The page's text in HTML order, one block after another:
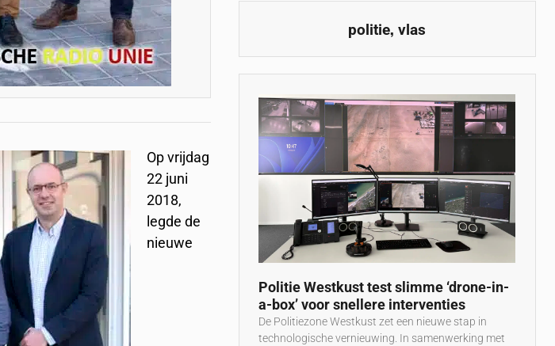
Op vrijdag
22 juni
2018,
legde de
nieuwe
politie,vlas
Politie Westkust test slimme ‘drone-in-
a-box’ voor snellere interventies
De Politiezone Westkust zet een nieuwe stap in
technologische vernieuwing. In samenwerking met